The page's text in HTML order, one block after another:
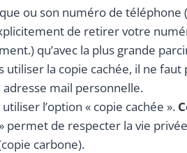
ou son numéro de
de retirer votre
qu’avec la plus grande
la copie cachée, il ne
mail personnelle.
l’option « copie cachée ».
permet de respecter la vie
carbone).